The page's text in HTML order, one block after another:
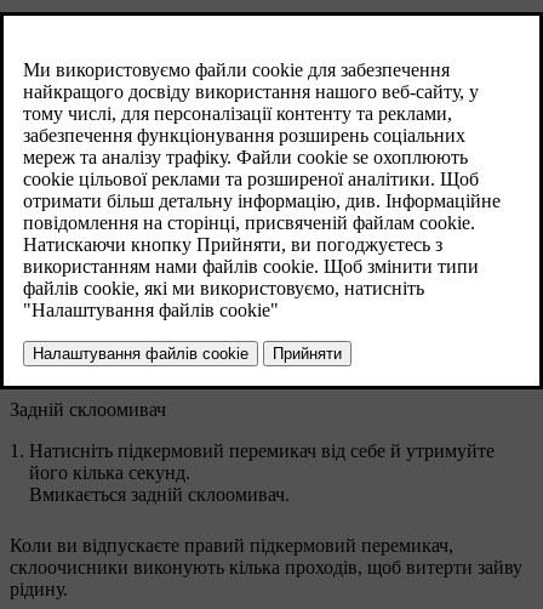
Правий підкермовий перемикач
Передні склоомивачі
Натисніть підкермовий перемикач на себе й утримуйте його
кілька секунд.
Вмикаються склоомивачі лобового скла. Якщо ввімкнено
дальнє або ближнє світло фар, також омиваються фари.
Задній склоомивач
Натисніть підкермовий перемикач від себе й утримуйте
його кілька секунд.
Вмикається задній склоомивач.
Коли ви відпускаєте правий підкермовий перемикач,
склоочисники виконують кілька проходів, щоб витерти зайву
рідину.